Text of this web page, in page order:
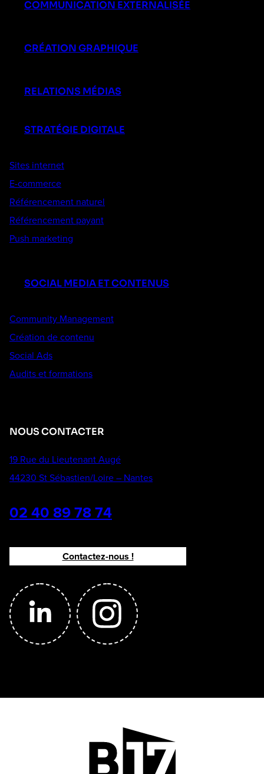
COMMUNICATION EXTERNALISÉE
CRÉATION GRAPHIQUE
RELATIONS MÉDIAS
STRATÉGIE DIGITALE
Sites internet
E-commerce
Référencement naturel
Référencement payant
Push marketing
SOCIAL MEDIA ET CONTENUS
Community Management
Création de contenu
Social Ads
Audits et formations
NOUS CONTACTER
19 Rue du Lieutenant Augé
44230 St Sébastien/Loire – Nantes
02 40 89 78 74
Contactez-nous !